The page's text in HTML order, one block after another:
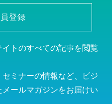
登録
トのすべての記事を閲覧
ミナーの情報など、ビジ
ールマガジンをお届けい